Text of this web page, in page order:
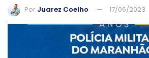
Por Juarez Coelho 17/06/2023